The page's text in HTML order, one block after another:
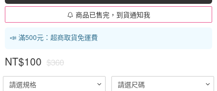
商品已售完，到貨通知我
📣 滿500元：超商取貨免運費
NT$100 $360
請選規格 請選尺碼